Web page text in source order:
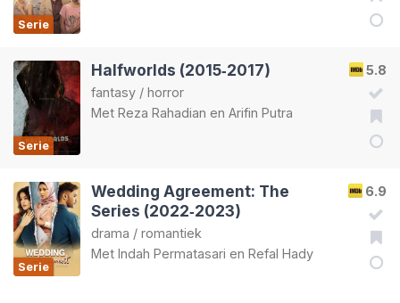
Serie
Serie
5.8
Halfworlds (2015‑2017)
fantasy / horror
Met Reza Rahadian en Arifin Putra
Serie
6.9
Wedding Agreement: The
Series (2022‑2023)
drama / romantiek
Met Indah Permatasari en Refal Hady